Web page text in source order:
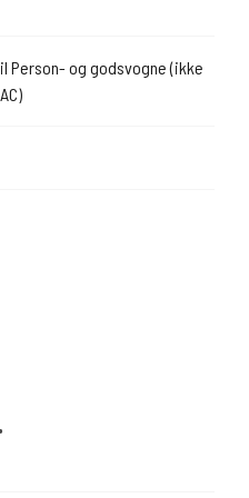
Person- og godsvogne (ikke